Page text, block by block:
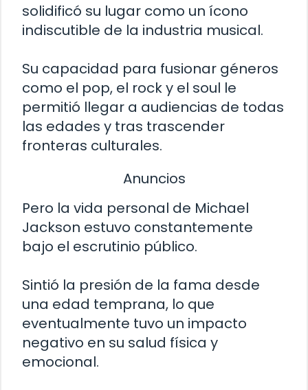
solidificó su lugar como un ícono
indiscutible de la industria musical.
Su capacidad para fusionar géneros
como el pop, el rock y el soul le
permitió llegar a audiencias de todas
las edades y tras trascender
fronteras culturales.
Anuncios
Pero la vida personal de Michael
Jackson estuvo constantemente
bajo el escrutinio público.
Sintió la presión de la fama desde
una edad temprana, lo que
eventualmente tuvo un impacto
negativo en su salud física y
emocional.